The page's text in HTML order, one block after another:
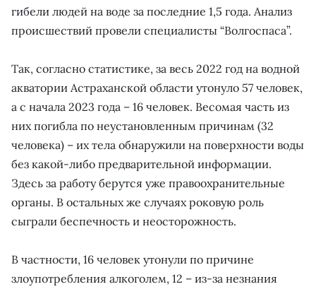
гибели людей на воде за последние 1,5 года. Анализ
происшествий провели специалисты “Волгоспаса”.
Так, согласно статистике, за весь 2022 год на водной
акватории Астраханской области утонуло 57 человек,
а с начала 2023 года – 16 человек. Весомая часть из
них погибла по неустановленным причинам (32
человека) – их тела обнаружили на поверхности воды
без какой-либо предварительной информации.
Здесь за работу берутся уже правоохранительные
органы. В остальных же случаях роковую роль
сыграли беспечность и неосторожность.
В частности, 16 человек утонули по причине
злоупотребления алкоголем, 12 – из-за незнания